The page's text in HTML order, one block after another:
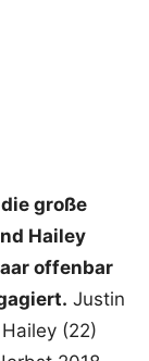
große
Hailey
offenbar
Justin
(22)